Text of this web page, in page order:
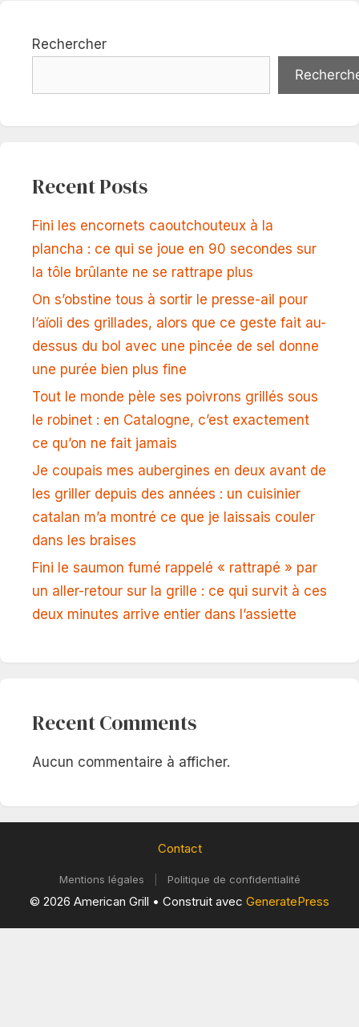
Rechercher
Recent Posts
Fini les encornets caoutchouteux à la
plancha : ce qui se joue en 90 secondes sur
la tôle brûlante ne se rattrape plus
On s’obstine tous à sortir le presse-ail pour
l’aïoli des grillades, alors que ce geste fait au-
dessus du bol avec une pincée de sel donne
une purée bien plus fine
Tout le monde pèle ses poivrons grillés sous
le robinet : en Catalogne, c’est exactement
ce qu’on ne fait jamais
Je coupais mes aubergines en deux avant de
les griller depuis des années : un cuisinier
catalan m’a montré ce que je laissais couler
dans les braises
Fini le saumon fumé rappelé « rattrapé » par
un aller-retour sur la grille : ce qui survit à ces
deux minutes arrive entier dans l’assiette
Recent Comments
Aucun commentaire à afficher.
Contact
Mentions légales Politique de confidentialité
© 2026 American Grill • Construit avec GeneratePress